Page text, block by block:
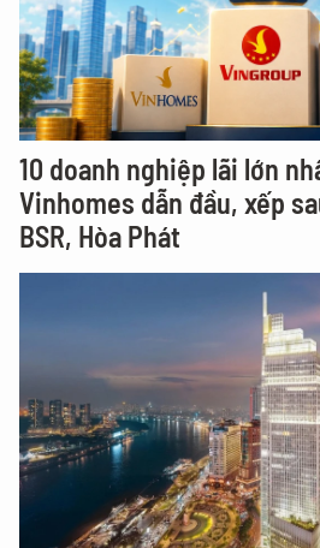
10 doanh nghiệp lãi lớn
Vinhomes dẫn đầu, xếp
BSR, Hòa Phát